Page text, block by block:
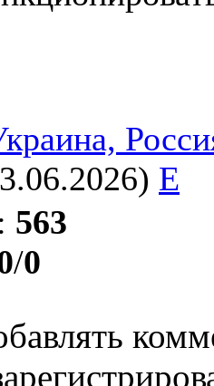
E
: 563
/0